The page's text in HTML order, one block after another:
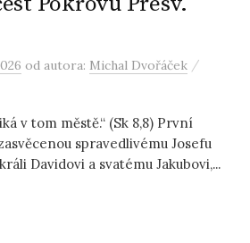
od autora: Michal Dvořáček /
v tom městě.“ (Sk 8,8) První
spravedlivému Josefu
Davidovi a svatému Jakubovi,...